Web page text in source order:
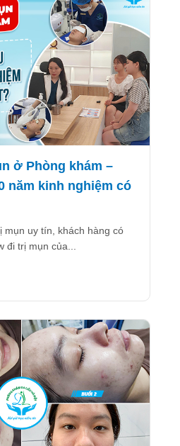
ở Phòng khám –
năm kinh nghiệm có
mụn uy tín, khách hàng có
đi trị mụn của...